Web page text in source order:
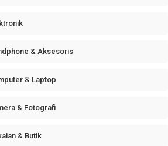
& Aksesoris
& Laptop
& Fotografi
& Butik